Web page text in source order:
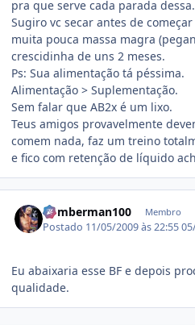
pra que serve cada parada dessa.
Sugiro vc secar antes de
muita pouca massa magra
crescidinha de uns 2 meses.
Ps: Sua alimentação tá péssima.
Alimentação > Suplementação.
Sem falar que AB2x é um lixo.
Teus amigos provavelmente
comem nada, faz um treino
e fico com retenção de líquido
bomberman100 Membro
Postado 11/05/2009 às 22:55
Eu abaixaria esse BF e depois
qualidade.